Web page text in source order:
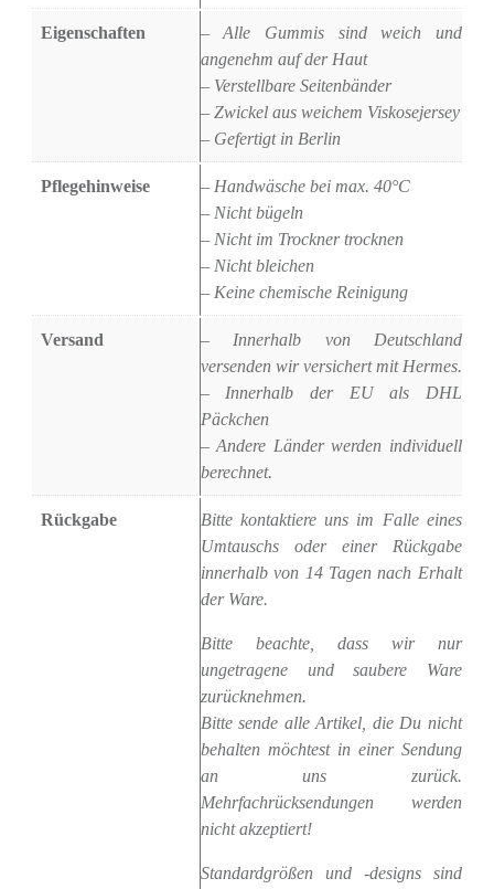
Eigenschaften
– Alle Gummis sind weich und
angenehm auf der Haut
– Verstellbare Seitenbänder
– Zwickel aus weichem Viskosejersey
– Gefertigt in Berlin
Pflegehinweise
– Handwäsche bei max. 40°C
– Nicht bügeln
– Nicht im Trockner trocknen
– Nicht bleichen
– Keine chemische Reinigung
Versand
– Innerhalb von Deutschland
versenden wir versichert mit Hermes.
– Innerhalb der EU als DHL
Päckchen
– Andere Länder werden individuell
berechnet.
Rückgabe
Bitte kontaktiere uns im Falle eines
Umtauschs oder einer Rückgabe
innerhalb von 14 Tagen nach Erhalt
der Ware.
Bitte beachte, dass wir nur
ungetragene und saubere Ware
zurücknehmen.
Bitte sende alle Artikel, die Du nicht
behalten möchtest in einer Sendung
an uns zurück.
Mehrfachrücksendungen werden
nicht akzeptiert!
Standardgrößen und -designs sind